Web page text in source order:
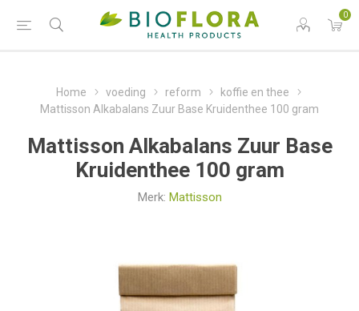
0
Home voeding reform
koffie en thee
Mattisson Alkabalans Zuur Base Kruidenthee 100 gram
Mattisson Alkabalans Zuur Base
Kruidenthee 100 gram
Merk: Mattisson